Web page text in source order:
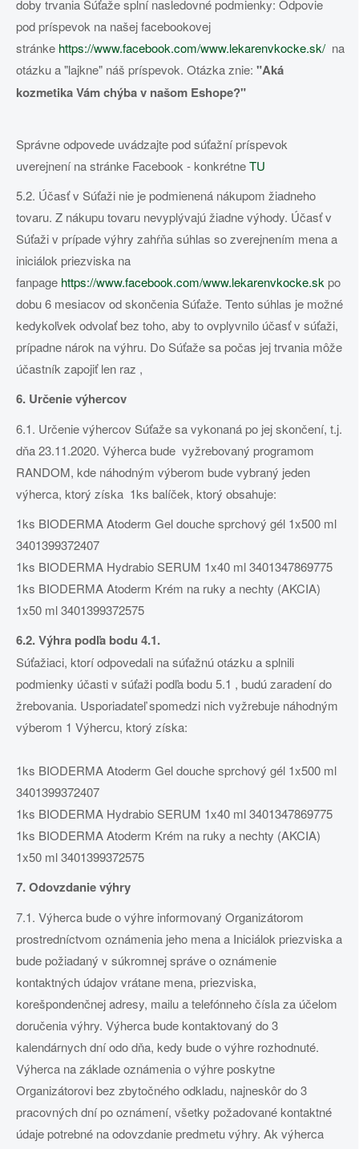
doby trvania Súťaže splní nasledovné podmienky: Odpovie
pod príspevok na našej facebookovej
stránke https://www.facebook.com/www.lekarenvkocke.sk/ na
otázku a "lajkne" náš príspevok. Otázka znie: "Aká
kozmetika Vám chýba v našom Eshope?"
Správne odpovede uvádzajte pod súťažní príspevok
uverejnení na stránke Facebook - konkrétneTU
5.2. Účasť v Súťaži nie je podmienená nákupom žiadneho
tovaru. Z nákupu tovaru nevyplývajú žiadne výhody. Účasť v
Súťaži v prípade výhry zahŕňa súhlas so zverejnením mena a
iniciálok priezviska na
fanpage https://www.facebook.com/www.lekarenvkocke.sk po
dobu 6 mesiacov od skončenia Súťaže. Tento súhlas je možné
kedykoľvek odvolať bez toho, aby to ovplyvnilo účasť v súťaži,
prípadne nárok na výhru. Do Súťaže sa počas jej trvania môže
účastník zapojiť len raz ,
6. Určenie výhercov
6.1. Určenie výhercov Súťaže sa vykonaná po jej skončení, t.j.
dňa 23.11.2020. Výherca bude vyžrebovaný programom
RANDOM, kde náhodným výberom bude vybraný jeden
výherca, ktorý získa 1ks balíček, ktorý obsahuje:
1ks BIODERMA Atoderm Gel douche sprchový gél 1x500 ml
3401399372407
1ks BIODERMA Hydrabio SERUM 1x40 ml 3401347869775
1ks BIODERMA Atoderm Krém na ruky a nechty (AKCIA)
1x50 ml 3401399372575
6.2. Výhra podľa bodu 4.1.
Súťažiaci, ktorí odpovedali na súťažnú otázku a splnili
podmienky účasti v súťaži podľa bodu 5.1 , budú zaradení do
žrebovania. Usporiadateľ spomedzi nich vyžrebuje náhodným
výberom 1 Výhercu, ktorý získa:
1ks BIODERMA Atoderm Gel douche sprchový gél 1x500 ml
3401399372407
1ks BIODERMA Hydrabio SERUM 1x40 ml 3401347869775
1ks BIODERMA Atoderm Krém na ruky a nechty (AKCIA)
1x50 ml 3401399372575
7. Odovzdanie výhry
7.1. Výherca bude o výhre informovaný Organizátorom
prostredníctvom oznámenia jeho mena a Iniciálok priezviska a
bude požiadaný v súkromnej správe o oznámenie
kontaktných údajov vrátane mena, priezviska,
korešpondenčnej adresy, mailu a telefónneho čísla za účelom
doručenia výhry. Výherca bude kontaktovaný do 3
kalendárnych dní odo dňa, kedy bude o výhre rozhodnuté.
Výherca na základe oznámenia o výhre poskytne
Organizátorovi bez zbytočného odkladu, najneskôr do 3
pracovných dní po oznámení, všetky požadované kontaktné
údaje potrebné na odovzdanie predmetu výhry. Ak výherca